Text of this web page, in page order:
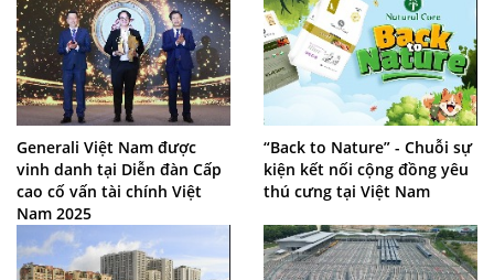
Generali Việt Nam được
vinh danh tại Diễn đàn Cấp
cao cố vấn tài chính Việt
Nam 2025
“Back to Nature” - Chuỗi sự
kiện kết nối cộng đồng yêu
thú cưng tại Việt Nam